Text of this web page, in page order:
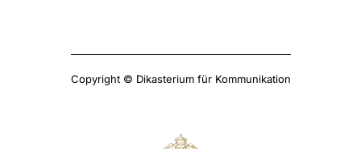
Copyright © Dikasterium für Kommunikation